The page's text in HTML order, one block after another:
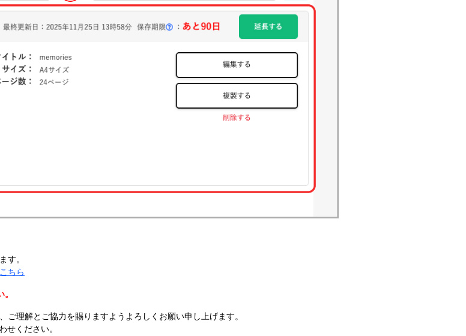
す。
こちら
ご理解とご協力を賜りますようよろしくお願い申し上げます。
せください。